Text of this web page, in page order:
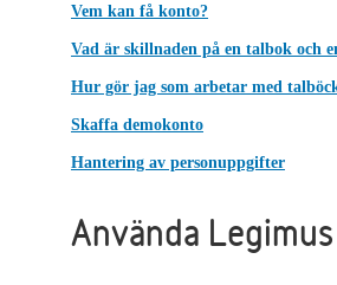
Vem kan få konto?
Vad är skillnaden på en talbok och
Hur gör jag som arbetar med
Skaffa demokonto
Hantering av personuppgifter
Använda Legimus